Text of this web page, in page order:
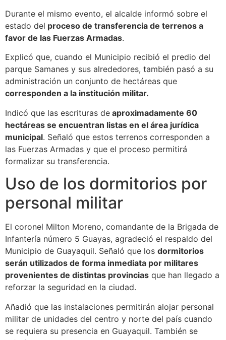
Durante el mismo evento, el alcalde informó sobre el
estado del proceso de transferencia de terrenos a
favor de las Fuerzas Armadas.
Explicó que, cuando el Municipio recibió el predio del
parque Samanes y sus alrededores, también pasó a su
administración un conjunto de hectáreas que
corresponden a la institución militar.
Indicó que las escrituras de aproximadamente 60
hectáreas se encuentran listas en el área jurídica
municipal. Señaló que estos terrenos corresponden a
las Fuerzas Armadas y que el proceso permitirá
formalizar su transferencia.
Uso de los dormitorios por
personal militar
El coronel Milton Moreno, comandante de la Brigada de
Infantería número 5 Guayas, agradeció el respaldo del
Municipio de Guayaquil. Señaló que los dormitorios
serán utilizados de forma inmediata por militares
provenientes de distintas provincias que han llegado a
reforzar la seguridad en la ciudad.
Añadió que las instalaciones permitirán alojar personal
militar de unidades del centro y norte del país cuando
se requiera su presencia en Guayaquil. También se